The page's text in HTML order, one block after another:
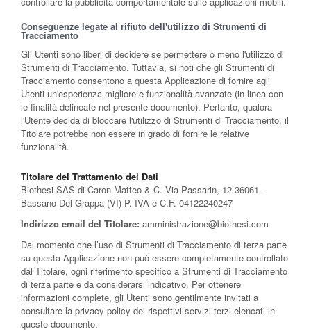
Conseguenze legate al rifiuto dell'utilizzo di Strumenti di
Tracciamento
Gli Utenti sono liberi di decidere se permettere o meno l'utilizzo di
Strumenti di Tracciamento. Tuttavia, si noti che gli Strumenti di
Tracciamento consentono a questa Applicazione di fornire agli
Utenti un'esperienza migliore e funzionalità avanzate (in linea con
le finalità delineate nel presente documento). Pertanto, qualora
l'Utente decida di bloccare l'utilizzo di Strumenti di Tracciamento, il
Titolare potrebbe non essere in grado di fornire le relative
funzionalità.
Titolare del Trattamento dei Dati
Biothesi SAS di Caron Matteo & C. Via Passarin, 12 36061 -
Bassano Del Grappa (VI) P. IVA e C.F. 04122240247
Indirizzo email del Titolare: amministrazione@biothesi.com
Dal momento che l’uso di Strumenti di Tracciamento di terza parte
su questa Applicazione non può essere completamente controllato
dal Titolare, ogni riferimento specifico a Strumenti di Tracciamento
di terza parte è da considerarsi indicativo. Per ottenere
informazioni complete, gli Utenti sono gentilmente invitati a
consultare la privacy policy dei rispettivi servizi terzi elencati in
questo documento.